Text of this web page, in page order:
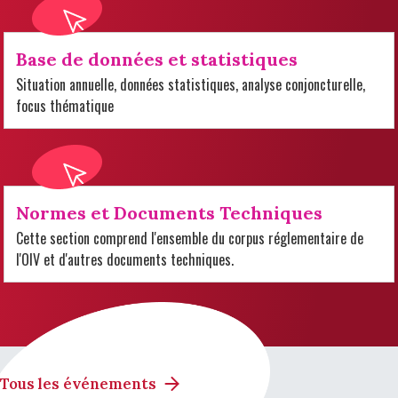
Base de données et statistiques
Situation annuelle, données statistiques, analyse conjoncturelle,
focus thématique
Normes et Documents Techniques
Cette section comprend l'ensemble du corpus réglementaire de
l'OIV et d'autres documents techniques.
Tous les événements